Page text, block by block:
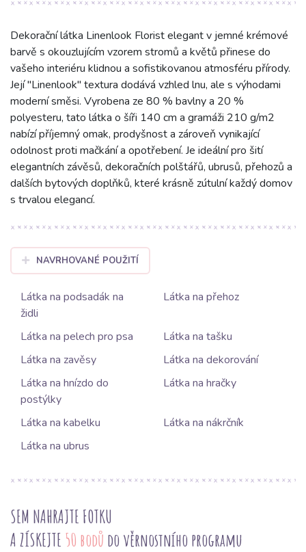
Dekorační látka Linenlook Florist elegant v jemné krémové
barvě s okouzlujícím vzorem stromů a květů přinese do
vašeho interiéru klidnou a sofistikovanou atmosféru přírody.
Její "Linenlook" textura dodává vzhled lnu, ale s výhodami
moderní směsi. Vyrobena ze 80 % bavlny a 20 %
polyesteru, tato látka o šíři 140 cm a gramáži 210 g/m2
nabízí příjemný omak, prodyšnost a zároveň vynikající
odolnost proti mačkání a opotřebení. Je ideální pro šití
elegantních závěsů, dekoračních polštářů, ubrusů, přehozů a
dalších bytových doplňků, které krásně zútulní každý domov
s trvalou elegancí.
NAVRHOVANÉ POUŽITÍ
Látka na podsadák na
židli
Látka na přehoz
Látka na pelech pro psa
Látka na tašku
Látka na zavěsy
Látka na dekorování
Látka na hnízdo do
postýlky
Látka na hračky
Látka na kabelku
Látka na nákrčník
Látka na ubrus
SEM NAHRAJTE FOTKU
A ZÍSKEJTE 50 bodů do věrnostního programu